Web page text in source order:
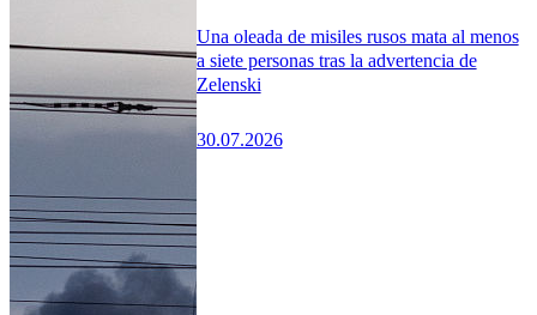
Una oleada de misiles rusos mata al menos
a siete personas tras la advertencia de
Zelenski
30.07.2026